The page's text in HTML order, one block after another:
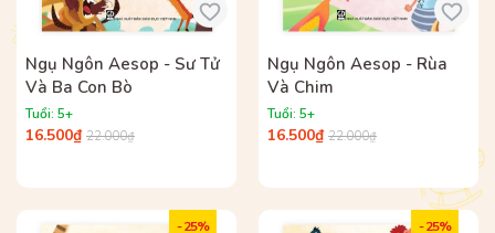
Ngụ Ngôn Aesop - Sư Tử
Và Ba Con Bò
Tuổi: 5+
16.500₫ 22.000₫
Ngụ Ngôn Aesop - Rùa
Và Chim
Tuổi: 5+
16.500₫ 22.000₫
- 25% - 25%